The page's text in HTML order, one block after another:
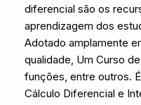
diferencial são os
aprendizagem dos
Adotado amplamente
qualidade, Um Curso
funções, entre outros.
Cálculo Diferencial e